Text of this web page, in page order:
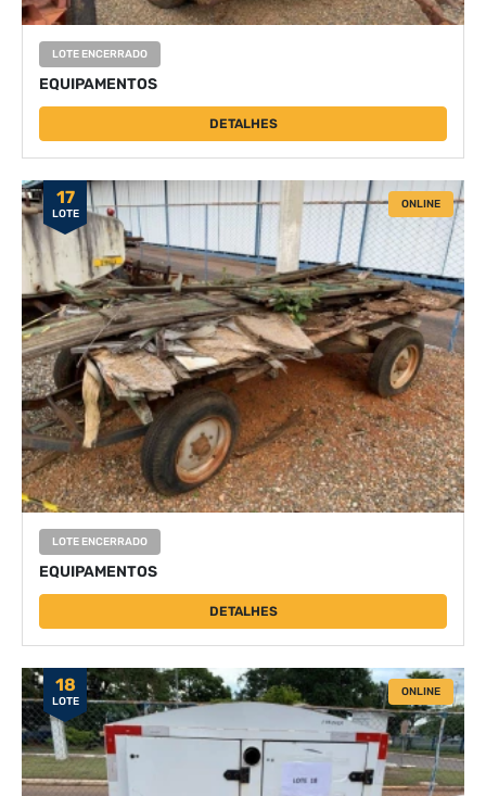
LOTE ENCERRADO
EQUIPAMENTOS
DETALHES
17
LOTE
ONLINE
LOTE ENCERRADO
EQUIPAMENTOS
DETALHES
18
LOTE
ONLINE